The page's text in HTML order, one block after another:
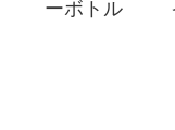
ーボトル